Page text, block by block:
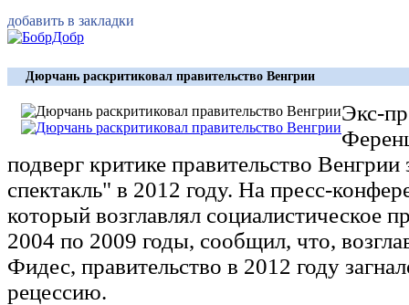
добавить в закладки
Дюрчань раскритиковал правительство Венгрии
Экс-
подверг критике правительство Венгрии
спектакль" в 2012 году. На пресс-
который возглавлял социалистическое
2004 по 2009 годы, сообщил, что,
Фидес, правительство в 2012 году
рецессию.